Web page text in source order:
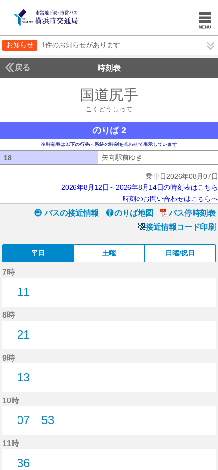
お知らせ 1件のお知らせがあります
戻る 時刻表
国道尻手
こくどうしって
のりば 2
※時刻表は以下の行先・系統の時刻を合わせて表示しています
18 矢向駅前ゆき
乗車日2026年08月07日
2026年8月12日～2026年8月14日の時刻表はこちら
時刻のお問い合わせはこちらへ
バスの接近情報 のりば地図
バス停時刻表
接近情報コード印刷
平日 土曜 日曜/祝日
7時
11
8時
21
9時
13
10時
07
53
11時
36